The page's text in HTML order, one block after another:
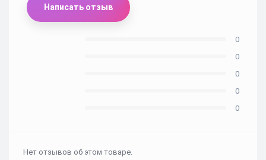
Написать отзыв
0
0
0
0
0
Нет отзывов об этом товаре.